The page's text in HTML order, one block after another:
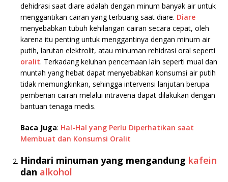
dehidrasi saat diare adalah dengan minum banyak air untuk
menggantikan cairan yang terbuang saat diare. Diare
menyebabkan tubuh kehilangan cairan secara cepat, oleh
karena itu penting untuk menggantinya dengan minum air
putih, larutan elektrolit, atau minuman rehidrasi oral seperti
oralit. Terkadang keluhan pencernaan lain seperti mual dan
muntah yang hebat dapat menyebabkan konsumsi air putih
tidak memungkinkan, sehingga intervensi lanjutan berupa
pemberian cairan melalui intravena dapat dilakukan dengan
bantuan tenaga medis.
Baca Juga: Hal-Hal yang Perlu Diperhatikan saat
Membuat dan Konsumsi Oralit
Hindari minuman yang mengandung kafein
dan alkohol